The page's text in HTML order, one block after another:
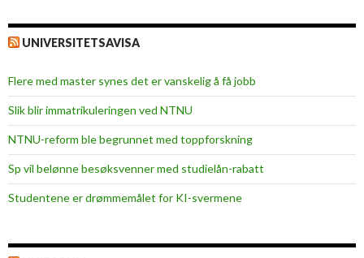
UNIVERSITETSAVISA
Flere med master synes det er vanskelig å få jobb
Slik blir immatrikuleringen ved NTNU
NTNU-reform ble begrunnet med toppforskning
Sp vil belønne besøksvenner med studielån-rabatt
Studentene er drømmemålet for KI-svermene